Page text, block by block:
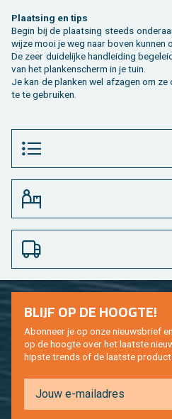
Plaat­sing en tips
Begin bij de plaat­sing steeds
wijze mooi je weg naar boven kun­nen
De zeer dui­de­lij­ke hand­lei­ding
van het plan­ken­scherm in je tuin.
Je kan de plan­ken wel af­za­gen om
te te ge­brui­ken.
BLIJF OP DE HOOG­TE!
Abon­neer je op onze nieuws­brief
op de hoog­te over het laat­ste
hip­s­te trends of de laat­ste